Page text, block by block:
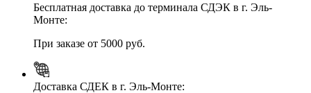
Бесплатная доставка до терминала СДЭК в г. Эль-
Монте:
При заказе от 5000 руб.
Доставка СДЕК в г. Эль-Монте: